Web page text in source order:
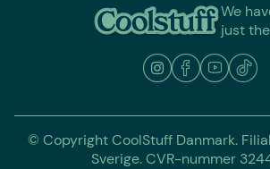
We
just
© Copyright CoolStuff Danmark.
Sverige. CVR-nummer